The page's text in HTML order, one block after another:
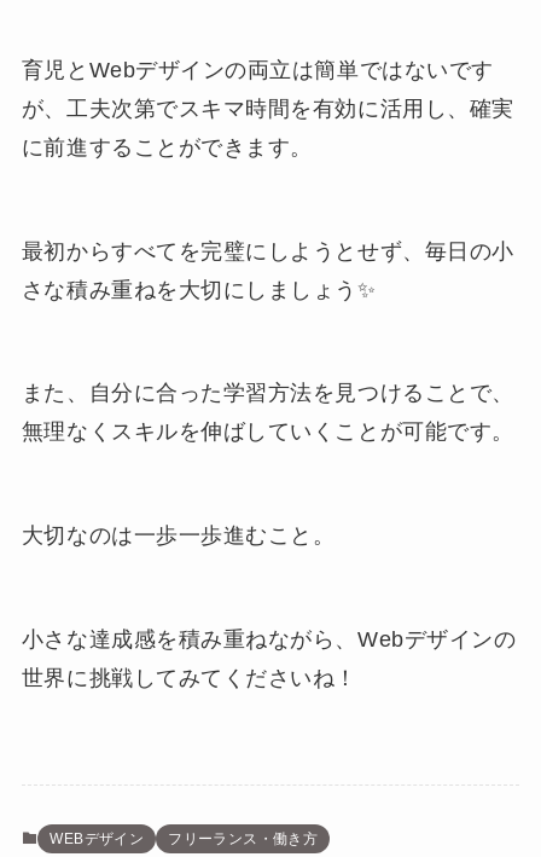
育児とWebデザインの両立は簡単ではないです
が、工夫次第でスキマ時間を有効に活用し、確実
に前進することができます。
最初からすべてを完璧にしようとせず、毎日の小
さな積み重ねを大切にしましょう✨
また、自分に合った学習方法を見つけることで、
無理なくスキルを伸ばしていくことが可能です。
大切なのは一歩一歩進むこと。
小さな達成感を積み重ねながら、Webデザインの
世界に挑戦してみてくださいね！
WEBデザイン フリーランス・働き方